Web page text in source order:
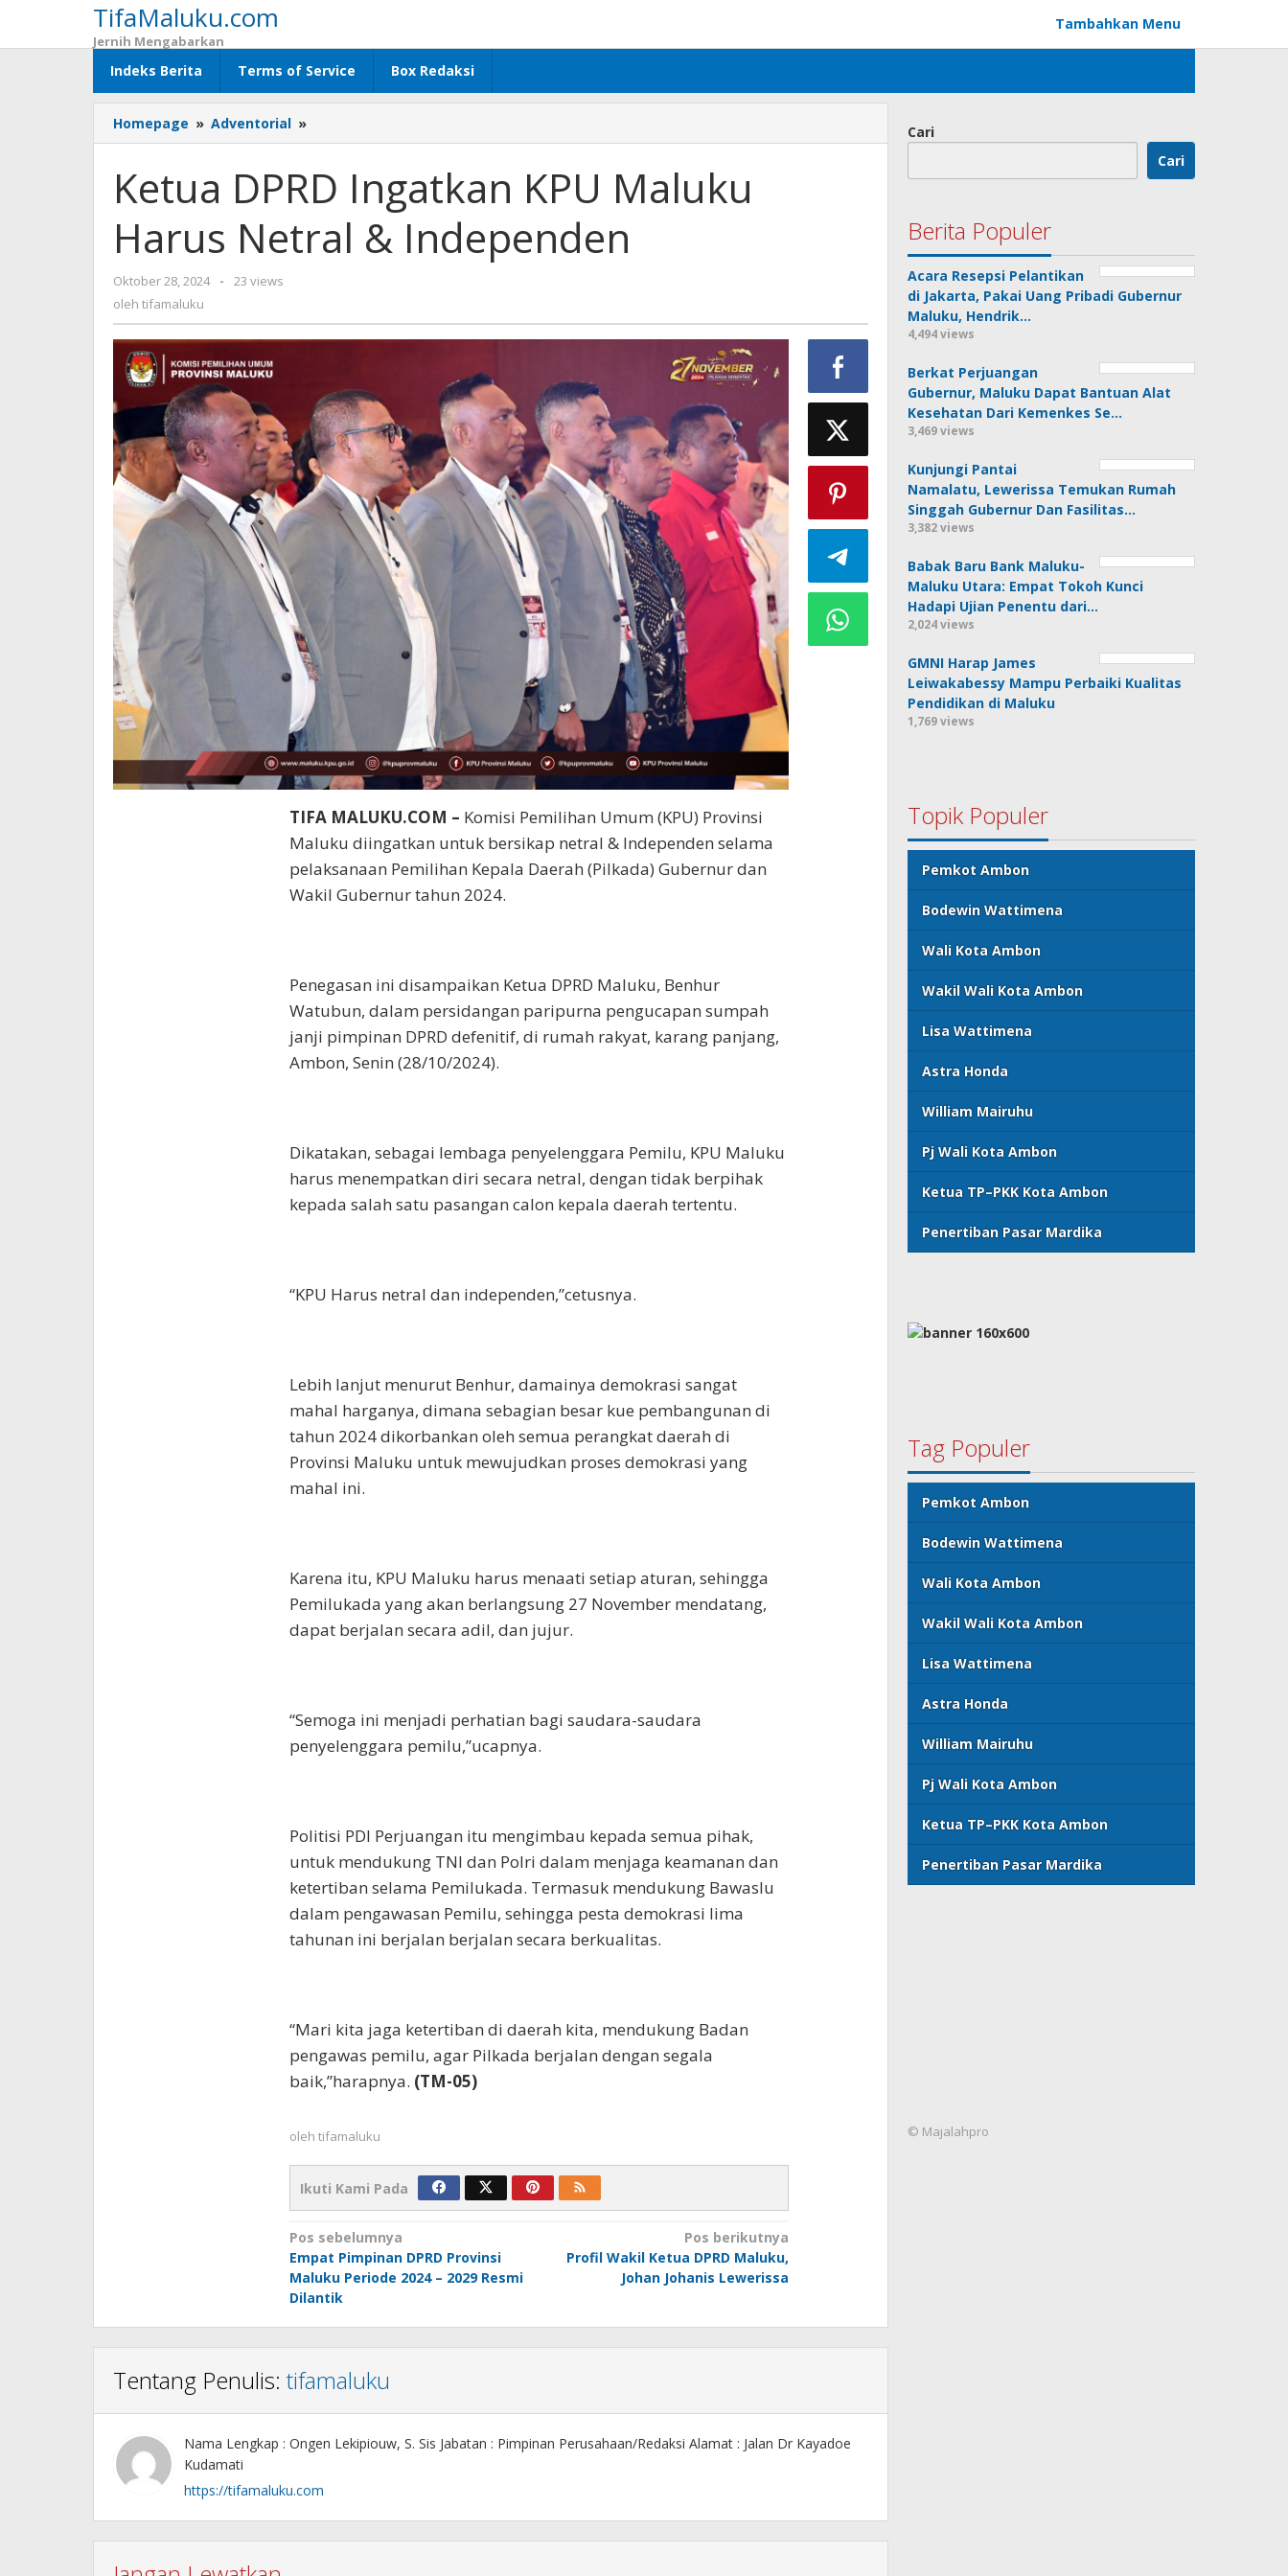
konten
TifaMaluku.com
Jernih Mengabarkan
Tambahkan Menu
Indeks Berita Terms of Service Box Redaksi
Homepage » Adventorial »
DPRD
KPU
Maluku
Harus
Netral
Ketua DPRD Ingatkan KPU Maluku
Harus Netral & Independen
Oktober 28, 2024
oleh
-
23 views
oleh tifamaluku
TIFA MALUKU.COM – Komisi Pemilihan Umum (KPU) Provinsi
Maluku diingatkan untuk bersikap netral & Independen selama
pelaksanaan Pemilihan Kepala Daerah (Pilkada) Gubernur dan
Wakil Gubernur tahun 2024.
Penegasan ini disampaikan Ketua DPRD Maluku, Benhur
Watubun, dalam persidangan paripurna pengucapan sumpah
janji pimpinan DPRD defenitif, di rumah rakyat, karang panjang,
Ambon, Senin (28/10/2024).
Dikatakan, sebagai lembaga penyelenggara Pemilu, KPU Maluku
harus menempatkan diri secara netral, dengan tidak berpihak
kepada salah satu pasangan calon kepala daerah tertentu.
“KPU Harus netral dan independen,”cetusnya.
Lebih lanjut menurut Benhur, damainya demokrasi sangat
mahal harganya, dimana sebagian besar kue pembangunan di
tahun 2024 dikorbankan oleh semua perangkat daerah di
Provinsi Maluku untuk mewujudkan proses demokrasi yang
mahal ini.
Karena itu, KPU Maluku harus menaati setiap aturan, sehingga
Pemilukada yang akan berlangsung 27 November mendatang,
dapat berjalan secara adil, dan jujur.
“Semoga ini menjadi perhatian bagi saudara-saudara
penyelenggara pemilu,”ucapnya.
Politisi PDI Perjuangan itu mengimbau kepada semua pihak,
untuk mendukung TNI dan Polri dalam menjaga keamanan dan
ketertiban selama Pemilukada. Termasuk mendukung Bawaslu
dalam pengawasan Pemilu, sehingga pesta demokrasi lima
tahunan ini berjalan berjalan secara berkualitas.
“Mari kita jaga ketertiban di daerah kita, mendukung Badan
pengawas pemilu, agar Pilkada berjalan dengan segala
baik,”harapnya. (TM-05)
oleh tifamaluku
Ikuti Kami Pada
Navigasi
pos
Pos sebelumnya
Empat Pimpinan DPRD Provinsi
Maluku Periode 2024 – 2029 Resmi
Dilantik
Pos berikutnya
Profil Wakil Ketua DPRD Maluku,
Johan Johanis Lewerissa
Tentang Penulis: tifamaluku
Nama Lengkap : Ongen Lekipiouw, S. Sis Jabatan : Pimpinan Perusahaan/Redaksi Alamat : Jalan Dr Kayadoe
Kudamati
https://tifamaluku.com
Cari
Cari
Berita Populer
Acara Resepsi Pelantikan
di Jakarta, Pakai Uang Pribadi Gubernur
Maluku, Hendrik…
4,494 views
Berkat Perjuangan
Gubernur, Maluku Dapat Bantuan Alat
Kesehatan Dari Kemenkes Se…
3,469 views
Kunjungi Pantai
Namalatu, Lewerissa Temukan Rumah
Singgah Gubernur Dan Fasilitas…
3,382 views
Babak Baru Bank Maluku-
Maluku Utara: Empat Tokoh Kunci
Hadapi Ujian Penentu dari…
2,024 views
GMNI Harap James
Leiwakabessy Mampu Perbaiki Kualitas
Pendidikan di Maluku
1,769 views
Topik Populer
Pemkot Ambon
Bodewin Wattimena
Wali Kota Ambon
Wakil Wali Kota Ambon
Lisa Wattimena
Astra Honda
William Mairuhu
Pj Wali Kota Ambon
Ketua TP–PKK Kota Ambon
Penertiban Pasar Mardika
Tag Populer
Pemkot Ambon
Bodewin Wattimena
Wali Kota Ambon
Wakil Wali Kota Ambon
Lisa Wattimena
Astra Honda
William Mairuhu
Pj Wali Kota Ambon
Ketua TP–PKK Kota Ambon
Penertiban Pasar Mardika
© Majalahpro